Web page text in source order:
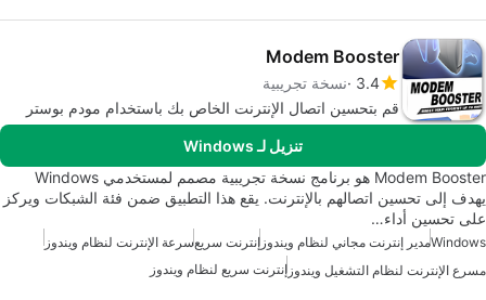
Modem Booster
3.4 نسخة تجريبية
قم بتحسين اتصال الإنترنت الخاص بك باستخدام مودم بوستر
تنزيل لـ Windows
Modem Booster هو برنامج نسخة تجريبية مصمم لمستخدمي Windows
يهدف إلى تحسين اتصالهم بالإنترنت. يقع هذا التطبيق ضمن فئة الشبكات ويركز
على تحسين أداء…
Windowsمدير إنترنت مجاني لنظام ويندوز إنترنت سريعسرعة الإنترنت لنظام ويندوز
مسرع الإنترنت لنظام التشغيل ويندوز إنترنت سريع لنظام ويندوز